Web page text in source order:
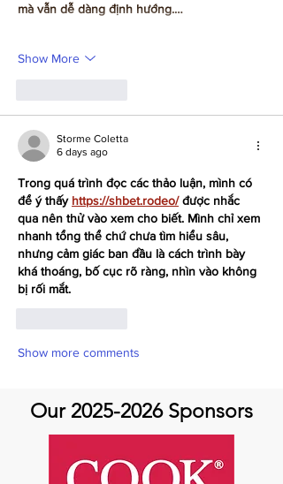
mà vẫn dễ dàng định hướng.…
Show More
Storme Coletta
6 days ago
Trong quá trình đọc các thảo luận, mình có
để ý thấy https://shbet.rodeo/ được nhắc
qua nên thử vào xem cho biết. Mình chỉ xem
nhanh tổng thể chứ chưa tìm hiểu sâu,
nhưng cảm giác ban đầu là cách trình bày
khá thoáng, bố cục rõ ràng, nhìn vào không
bị rối mắt.
Show more comments
Our 2025-2026Sponsors